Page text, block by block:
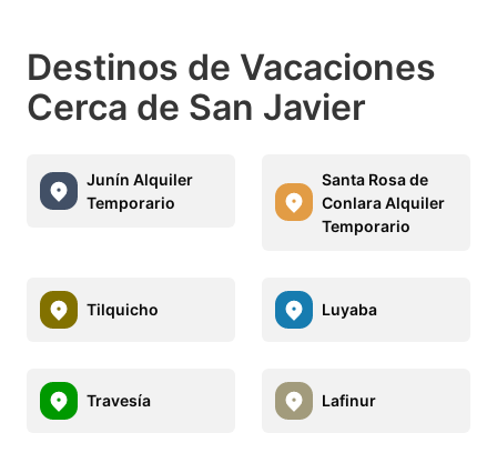
Destinos de Vacaciones
Cerca de San Javier
Junín Alquiler
Temporario
Santa Rosa de
Conlara Alquiler
Temporario
Tilquicho Luyaba
Travesía Lafinur